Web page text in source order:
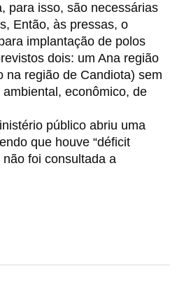
para isso, são necessárias
Então, às pressas, o
implantação de polos
dois: um Ana região
na região de Candiota) sem
econômico, de
público abriu uma
que houve “déficit
foi consultada a